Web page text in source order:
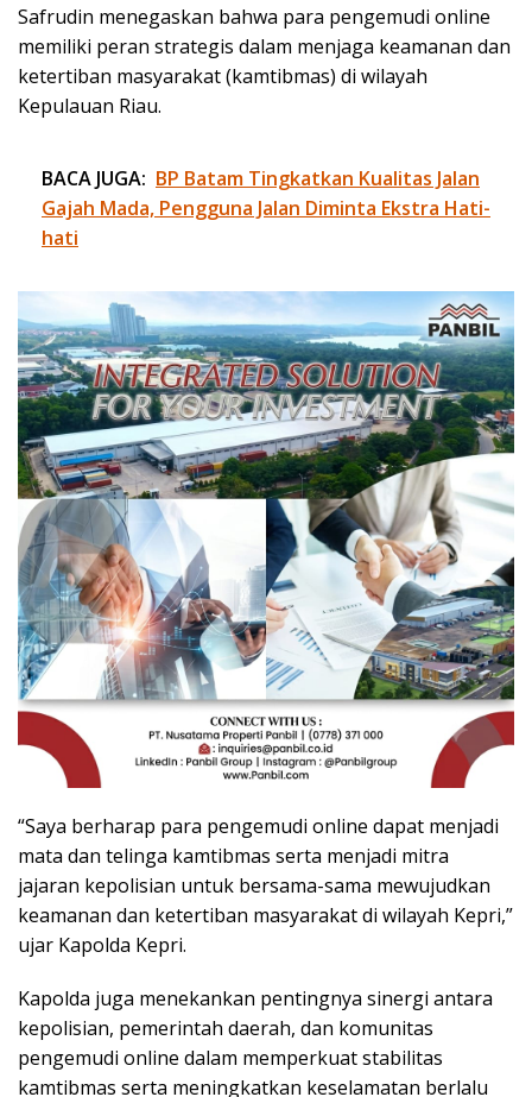
Safrudin menegaskan bahwa para pengemudi online
memiliki peran strategis dalam menjaga keamanan dan
ketertiban masyarakat (kamtibmas) di wilayah
Kepulauan Riau.
BACA JUGA: BP Batam Tingkatkan Kualitas Jalan
Gajah Mada, Pengguna Jalan Diminta Ekstra Hati-
hati
“Saya berharap para pengemudi online dapat menjadi
mata dan telinga kamtibmas serta menjadi mitra
jajaran kepolisian untuk bersama-sama mewujudkan
keamanan dan ketertiban masyarakat di wilayah Kepri,”
ujar Kapolda Kepri.
Kapolda juga menekankan pentingnya sinergi antara
kepolisian, pemerintah daerah, dan komunitas
pengemudi online dalam memperkuat stabilitas
kamtibmas serta meningkatkan keselamatan berlalu